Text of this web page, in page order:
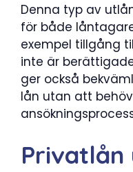
Denna typ av
för både
exempel tillgång
inte är
ger också
lån utan att
Privatlån